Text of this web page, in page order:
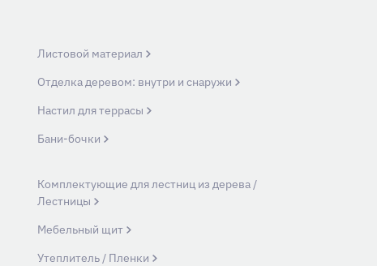
Листовой материал
Отделка деревом: внутри и снаружи
Настил для террасы
Бани-бочки
Комплектующие для лестниц из дерева /
Лестницы
Мебельный щит
Утеплитель / Пленки